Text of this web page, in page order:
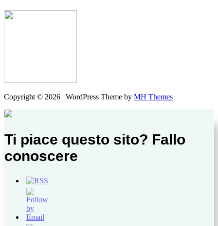
Copyright © 2026 | WordPress Theme by MH Themes
Ti piace questo sito? Fallo
conoscere